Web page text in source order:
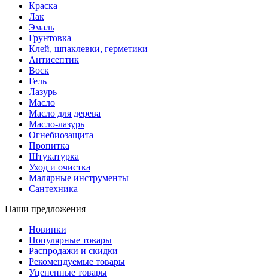
Краска
Лак
Эмаль
Грунтовка
Клей, шпаклевки, герметики
Антисептик
Воск
Гель
Лазурь
Масло
Масло для дерева
Масло-лазурь
Огнебиозащита
Пропитка
Штукатурка
Уход и очистка
Малярные инструменты
Сантехника
Наши предложения
Новинки
Популярные товары
Распродажи и скидки
Рекомендуемые товары
Уцененные товары